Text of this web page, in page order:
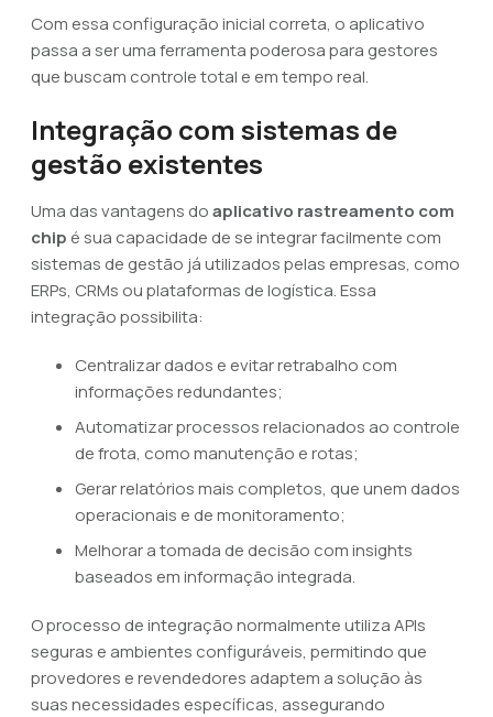
Com essa configuração inicial correta, o aplicativo
passa a ser uma ferramenta poderosa para gestores
que buscam controle total e em tempo real.
Integração com sistemas de
gestão existentes
Uma das vantagens doaplicativo rastreamento com
chip é sua capacidade de se integrar facilmente com
sistemas de gestão já utilizados pelas empresas, como
ERPs, CRMs ou plataformas de logística. Essa
integração possibilita:
Centralizar dados e evitar retrabalho com
informações redundantes;
Automatizar processos relacionados ao controle
de frota, como manutenção e rotas;
Gerar relatórios mais completos, que unem dados
operacionais e de monitoramento;
Melhorar a tomada de decisão com insights
baseados em informação integrada.
O processo de integração normalmente utiliza APIs
seguras e ambientes configuráveis, permitindo que
provedores e revendedores adaptem a solução às
suas necessidades específicas, assegurando